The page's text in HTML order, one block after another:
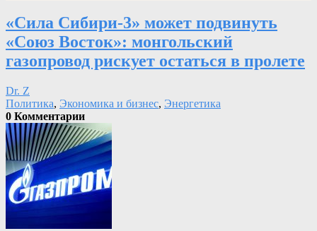
«Сила Сибири-3» может подвинуть
«Союз Восток»: монгольский
газопровод рискует остаться в пролете
Dr. Z
Политика, Экономика и бизнес, Энергетика
0 Комментарии